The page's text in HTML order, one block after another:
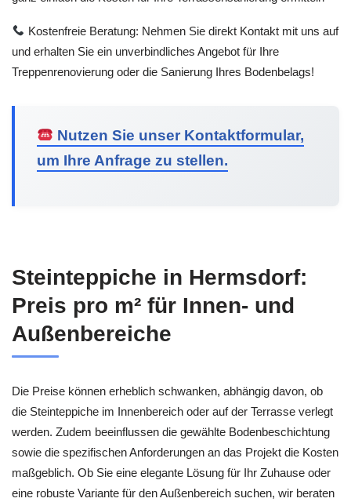
Kostenfreie Beratung: Nehmen Sie direkt Kontakt mit uns auf
und erhalten Sie ein unverbindliches Angebot für Ihre
Treppenrenovierung oder die Sanierung Ihres Bodenbelags!
Nutzen Sie unser Kontaktformular,
um Ihre Anfrage zu stellen.
Steinteppiche in Hermsdorf:
Preis pro m² für Innen- und
Außenbereiche
Die Preise können erheblich schwanken, abhängig davon, ob
die Steinteppiche im Innenbereich oder auf der Terrasse verlegt
werden. Zudem beeinflussen die gewählte Bodenbeschichtung
sowie die spezifischen Anforderungen an das Projekt die Kosten
maßgeblich. Ob Sie eine elegante Lösung für Ihr Zuhause oder
eine robuste Variante für den Außenbereich suchen, wir beraten